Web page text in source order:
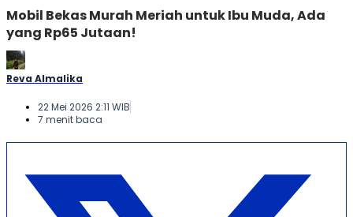
Mobil Bekas Murah Meriah untuk Ibu Muda, Ada
yang Rp65 Jutaan!
Reva Almalika
22 Mei 2026 2:11 WIB
7 menit baca